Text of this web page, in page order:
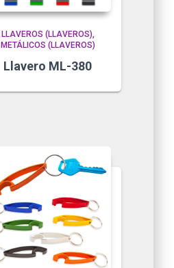
LLAVEROS (LLAVEROS)
METÁLICOS (LLAVEROS)
Llavero ML-380